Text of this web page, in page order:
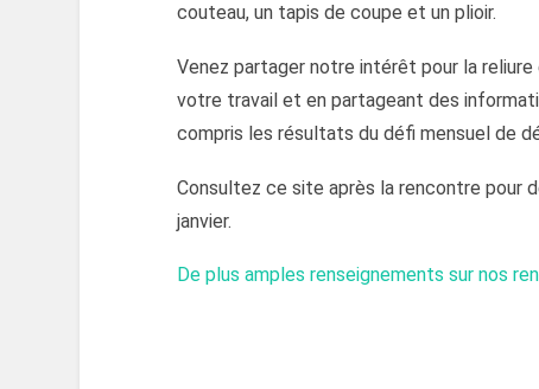
couteau, un tapis de coupe et un plioir.
Venez partager notre intérêt pour la
votre travail et en partageant des
compris les résultats du défi mensuel de
Consultez ce site après la rencontre pour
janvier.
De plus amples renseignements sur nos